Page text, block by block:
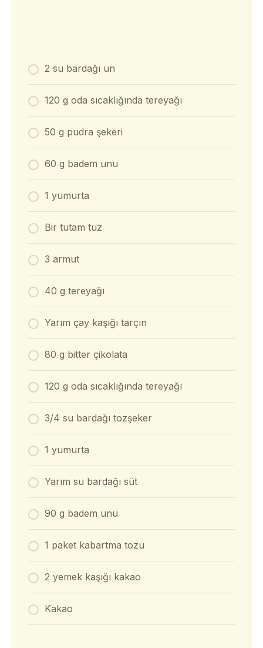
2 su bardağı un
120 g oda sıcaklığında tereyağı
50 g pudra şekeri
60 g badem unu
1 yumurta
Bir tutam tuz
3 armut
40 g tereyağı
Yarım çay kaşığı tarçın
80 g bitter çikolata
120 g oda sıcaklığında tereyağı
3/4 su bardağı tozşeker
1 yumurta
Yarım su bardağı süt
90 g badem unu
1 paket kabartma tozu
2 yemek kaşığı kakao
Kakao